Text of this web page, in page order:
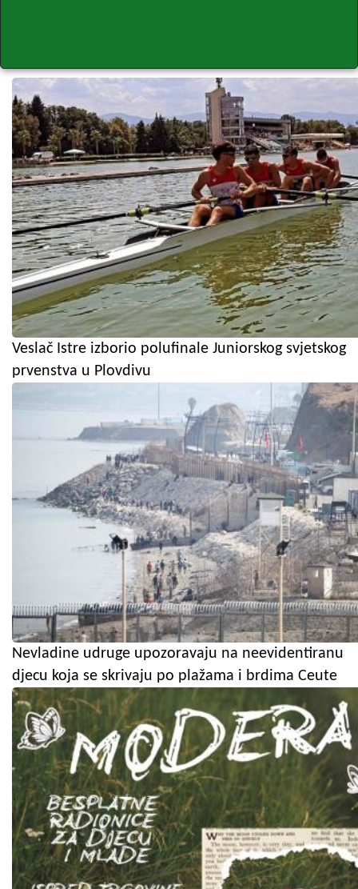
Veslač Istre izborio polufinale Juniorskog svjetskog
prvenstva u Plovdivu
Nevladine udruge upozoravaju na neevidentiranu
djecu koja se skrivaju po plažama i brdima Ceute